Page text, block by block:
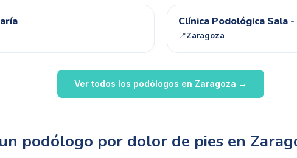
CP
Clínica Podológica Sala
📍Zaragoza
Ver todos los podólogos en Zaragoza →
podólogo por dolor de pies en